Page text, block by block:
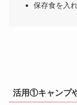
保存食を入
活用①キャンプ